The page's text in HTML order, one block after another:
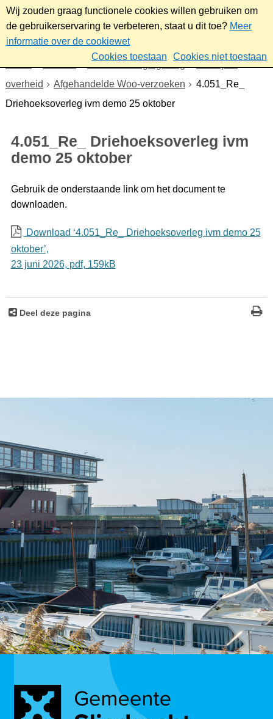
Wij zouden graag functionele cookies willen gebruiken om
de gebruikerservaring te verbeteren, staat u dit toe? Meer
informatie over de cookiewet
Cookies toestaan
Cookies niet toestaan
Beleid- en regelgeving
Wet open
overheid
Afgehandelde Woo-verzoeken
4.051_Re_
Driehoeksoverleg ivm demo 25 oktober
4.051_Re_ Driehoeksoverleg ivm
demo 25 oktober
Gebruik de onderstaande link om het document te
downloaden.
Download ‘4.051_Re_ Driehoeksoverleg ivm demo 25
oktober’,
23 juni 2026, pdf, 159kB
Deel deze pagina